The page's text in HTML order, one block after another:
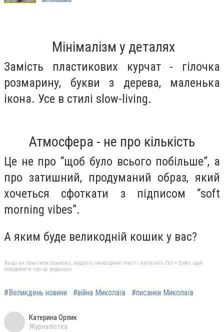
Мінімалізм у деталях
Замість пластикових курчат - гілочка
розмарину, букви з дерева, маленька
ікона. Усе в стилі slow-living.
Атмосфера - не про кількість
Це не про “щоб було всього побільше”, а
про затишний, продуманий образ, який
хочеться сфоткати з підписом “soft
morning vibes”.
А яким буде великодній кошик у вас?
Якщо ви помітили помилку, виділіть необхідний текст і натисніть Ctrl + Enter, щоб
повідомити про це редакцію
#Великдень новини #війна Миколаїв #писанки Миколаїв
Катерина Орлик
Журналістка